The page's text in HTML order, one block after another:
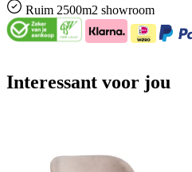
Ruim 2500m2 showroom
Interessant voor jou